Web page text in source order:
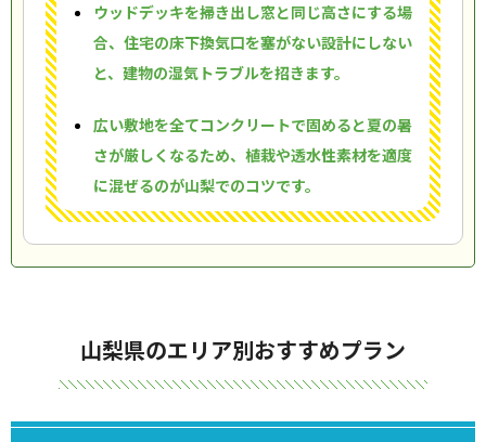
ウッドデッキを掃き出し窓と同じ高さにする場
合、住宅の床下換気口を塞がない設計にしない
と、建物の湿気トラブルを招きます。
広い敷地を全てコンクリートで固めると夏の暑
さが厳しくなるため、植栽や透水性素材を適度
に混ぜるのが山梨でのコツです。
山梨県のエリア別おすすめプラン